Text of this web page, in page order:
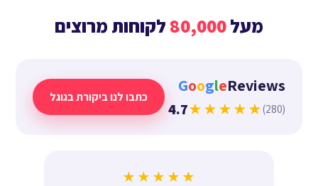
מעל80,000 לקוחות מרוצים
Reviews
Google
4.7★★★★★ (280)
כתבו לנו ביקורת בגוגל
★★★★★